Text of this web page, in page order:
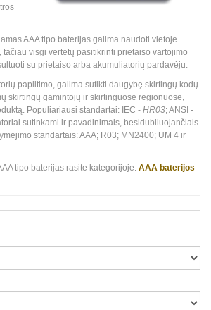
AAA tipo baterijas galima naudoti vietoje
tačiau visgi vertėtų pasitikrinti prietaiso vartojimo
su prietaiso arba akumuliatorių pardavėju.
paplitimo, galima sutikti daugybę skirtingų kodų
skirtingų gamintojų ir skirtinguose regionuose,
Populiariausi standartai: IEC - HR03; ANSI -
sutinkami ir pavadinimais, besidubliuojančiais
standartais: AAA; R03; MN2400; UM 4 ir
tipo baterijas rasite kategorijoje: AAA baterijos